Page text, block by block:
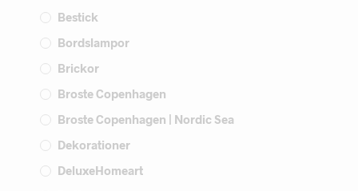
Bestick
Bordslampor
Brickor
Broste Copenhagen
Broste Copenhagen | Nordic Sea
Dekorationer
DeluxeHomeart